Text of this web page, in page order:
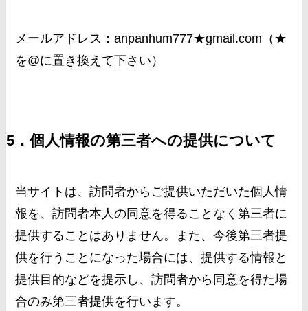
メールアドレス：anpanhum777★gmail.com（★
を@に置き換えて下さい）
5．個人情報の第三者への提供について
当サイトは、訪問者からご提供いただいた個人情
報を、訪問者本人の同意を得ることなく第三者に
提供することはありません。また、今後第三者提
供を行うことになった場合には、提供する情報と
提供目的などを提示し、訪問者から同意を得た場
合のみ第三者提供を行います。